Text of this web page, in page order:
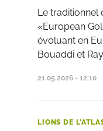
Le traditionnel
«European
évoluant en
Bouaddi et
21.05.2026 - 12:10
LIONS DE